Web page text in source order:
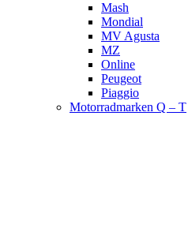
Mash
Mondial
MV Agusta
MZ
Online
Peugeot
Piaggio
Motorradmarken Q – T